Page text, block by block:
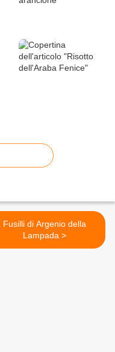
Fusilli di Argenio della
Lampada >